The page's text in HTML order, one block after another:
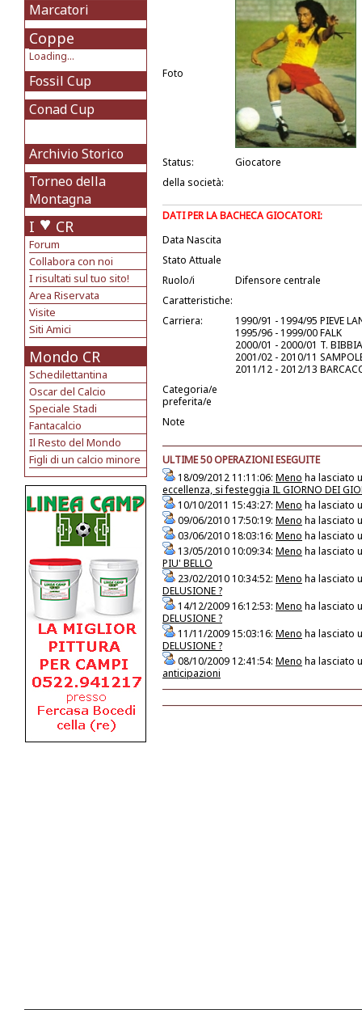
Marcatori
Coppe
Loading...
Fossil Cup
Conad Cup
Archivio Storico
Torneo della
Montagna
I CR
Forum
Collabora con noi
I risultati sul tuo sito!
Area Riservata
Visite
Siti Amici
Mondo CR
Schedilettantina
Oscar del Calcio
Speciale Stadi
Fantacalcio
Il Resto del Mondo
Figli di un calcio minore
Foto
Status:
Giocatore
della società:
DATI PER LA BACHECA GIOCATORI:
Data Nascita
Stato Attuale
Ruolo/i
Difensore centrale
Caratteristiche:
Carriera:
1990/91 - 1994/95 PIEVE
1995/96 - 1999/00 FALK
2000/01 - 2000/01 T.
2001/02 - 2010/11
2011/12 - 2012/13
Categoria/e
preferita/e
Note
ULTIME 50 OPERAZIONI ESEGUITE
18/09/2012 11:11:06: Meno ha lasciato
eccellenza, si festeggia IL GIORNO DEI
10/10/2011 15:43:27: Meno ha lasciato
09/06/2010 17:50:19: Meno ha lasciato
03/06/2010 18:03:16: Meno ha lasciato
13/05/2010 10:09:34: Meno ha lasciato
PIU' BELLO
23/02/2010 10:34:52: Meno ha lasciato
DELUSIONE ?
14/12/2009 16:12:53: Meno ha lasciato
DELUSIONE ?
11/11/2009 15:03:16: Meno ha lasciato
DELUSIONE ?
08/10/2009 12:41:54: Meno ha lasciato
anticipazioni